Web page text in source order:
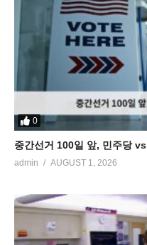
0
중간선거 100일 앞, 민주당
admin AUGUST 1, 2026